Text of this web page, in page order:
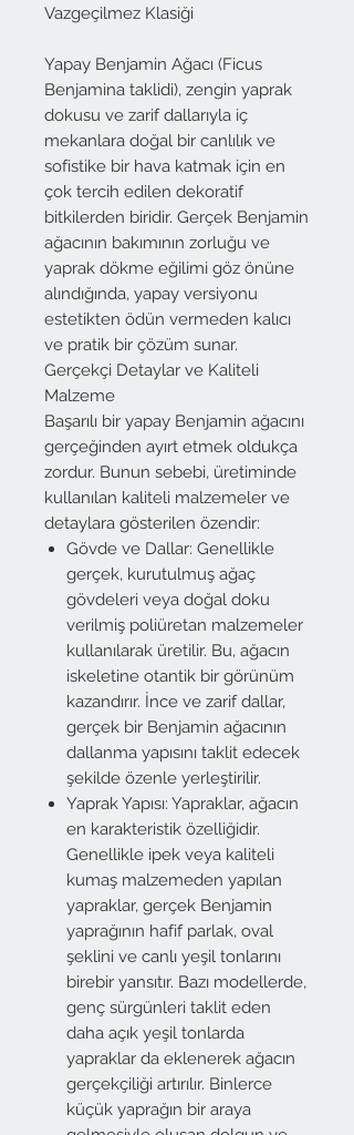
Vazgeçilmez Klasiği
Yapay Benjamin Ağacı (Ficus
Benjamina taklidi), zengin yaprak
dokusu ve zarif dallarıyla iç
mekanlara doğal bir canlılık ve
sofistike bir hava katmak için en
çok tercih edilen dekoratif
bitkilerden biridir. Gerçek Benjamin
ağacının bakımının zorluğu ve
yaprak dökme eğilimi göz önüne
alındığında, yapay versiyonu
estetikten ödün vermeden kalıcı
ve pratik bir çözüm sunar.
Gerçekçi Detaylar ve Kaliteli
Malzeme
Başarılı bir yapay Benjamin ağacını
gerçeğinden ayırt etmek oldukça
zordur. Bunun sebebi, üretiminde
kullanılan kaliteli malzemeler ve
detaylara gösterilen özendir:
Gövde ve Dallar: Genellikle
gerçek, kurutulmuş ağaç
gövdeleri veya doğal doku
verilmiş poliüretan malzemeler
kullanılarak üretilir. Bu, ağacın
iskeletine otantik bir görünüm
kazandırır. İnce ve zarif dallar,
gerçek bir Benjamin ağacının
dallanma yapısını taklit edecek
şekilde özenle yerleştirilir.
Yaprak Yapısı: Yapraklar, ağacın
en karakteristik özelliğidir.
Genellikle ipek veya kaliteli
kumaş malzemeden yapılan
yapraklar, gerçek Benjamin
yaprağının hafif parlak, oval
şeklini ve canlı yeşil tonlarını
birebir yansıtır. Bazı modellerde,
genç sürgünleri taklit eden
daha açık yeşil tonlarda
yapraklar da eklenerek ağacın
gerçekçiliği artırılır. Binlerce
küçük yaprağın bir araya